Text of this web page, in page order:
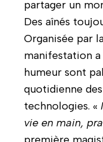
partager un
Des aînés
Organisée par
manifestation a
humeur sont
quotidienne
technologies. «
vie en main,